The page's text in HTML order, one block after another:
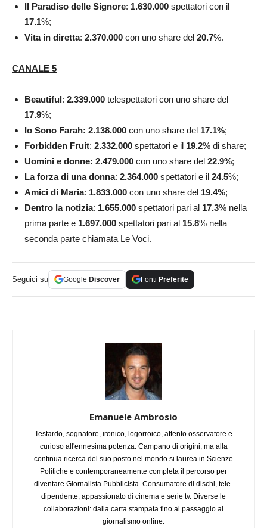
Il Paradiso delle Signore: 1.630.000 spettatori con il
17.1%;
Vita in diretta: 2.370.000 con uno share del 20.7%.
CANALE 5
Beautiful: 2.339.000 telespettatori con uno share del
17.9%;
Io Sono Farah: 2.138.000 con uno share del 17.1%;
Forbidden Fruit: 2.332.000 spettatori e il 19.2% di share;
Uomini e donne: 2.479.000 con uno share del 22.9%;
La forza di una donna: 2.364.000 spettatori e il 24.5%;
Amici di Maria: 1.833.000 con uno share del 19.4%;
Dentro la notizia: 1.655.000 spettatori pari al 17.3% nella
prima parte e 1.697.000 spettatori pari al 15.8% nella
seconda parte chiamata Le Voci.
Seguici su Google Discover Fonti Preferite
Emanuele Ambrosio
Testardo, sognatore, ironico, logorroico, attento osservatore e
curioso all'ennesima potenza. Campano di origini, ma alla
continua ricerca del suo posto nel mondo si laurea in Scienze
Politiche e contemporaneamente completa il percorso per
diventare Giornalista Pubblicista. Consumatore di dischi, tele-
dipendente, appassionato di cinema e serie tv. Diverse le
collaborazioni: dalla carta stampata fino al passaggio al
giornalismo online.